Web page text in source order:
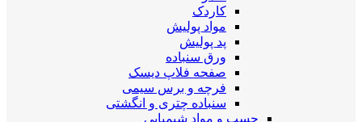
کاردک
مواد پولیش
پد پولیش
ورق سنباده
صفحه فلاپ دیسک
فرچه و برس سیمی
سنباده چتری و انگشتی
چسب و مواد شیمیایی